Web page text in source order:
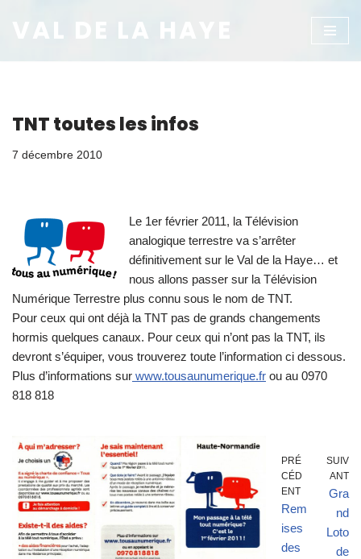
au
VAL DE LA HAYE
TNT toutes les infos
7 décembre 2010
Le 1er février 2011, la Télévision
analogique terrestre va s’arrêter
définitivement sur le Val de la Haye… et
nous allons passer sur la Télévision
Numérique Terrestre plus connu sous le nom de TNT.
Pour ceux qui ont déjà la TNT pas de grands changements
hormis quelques canaux. Pour ceux qui n’ont pas la TNT, ils
devront s’équiper, vous trouverez toute l’information ci dessous.
Plus d’informations sur www.tousaunumerique.fr ou au 0970
818 818
PRÉ
CÉD
ENT
Rem
ises
des
SUIV
ANT
Gra
nd
Loto
de